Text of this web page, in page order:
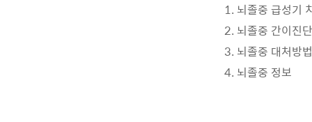
1. 뇌졸중 급성기
2. 뇌졸중 간이진단
3. 뇌졸중 대처방법
4. 뇌졸중 정보